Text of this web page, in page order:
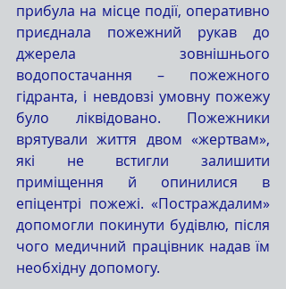
прибула на місце події, оперативно
приєднала пожежний рукав до
джерела зовнішнього
водопостачання – пожежного
гідранта, і невдовзі умовну пожежу
було ліквідовано. Пожежники
врятували життя двом «жертвам»,
які не встигли залишити
приміщення й опинилися в
епіцентрі пожежі. «Постраждалим»
допомогли покинути будівлю, після
чого медичний працівник надав їм
необхідну допомогу.